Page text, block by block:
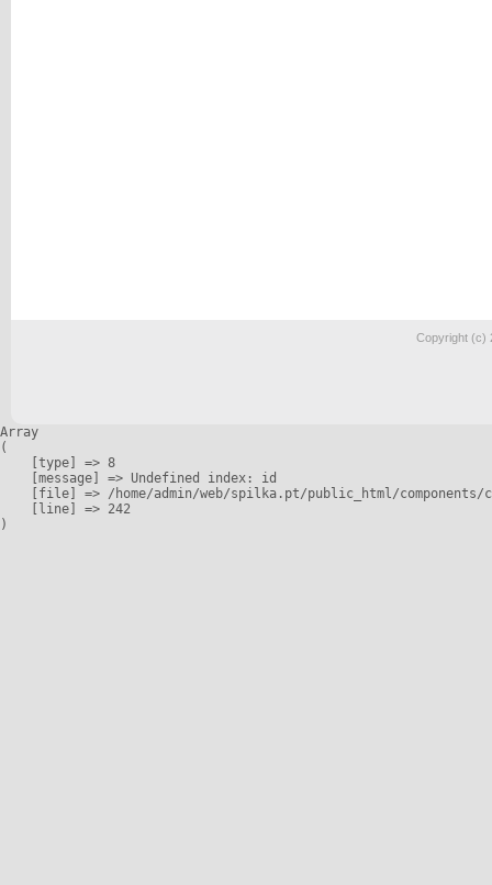
Copyright (c)
Array
(
    [type] => 8
    [message] => Undefined index: id
[file] => /home/admin/web/spilka.pt/public_html/
    [line] => 242